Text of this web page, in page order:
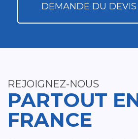
DEMANDE DU
REJOIGNEZ-NOUS
PARTOUT
FRANCE